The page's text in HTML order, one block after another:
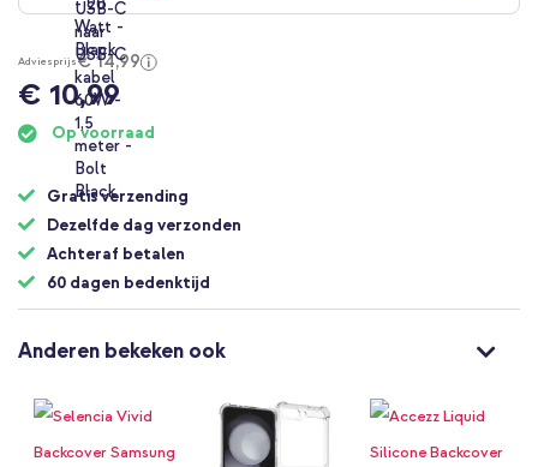
Adviesprijs€ 14,99
€ 10,99
Op voorraad
Gratis verzending
Dezelfde dag verzonden
Achteraf betalen
60 dagen bedenktijd
Anderen bekeken ook